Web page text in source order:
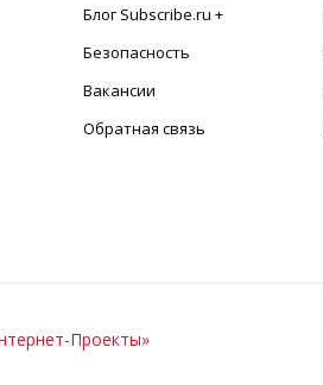
Блог Subscribe.ru +
Безопасность
Вакансии
Обратная связь
Проекты»